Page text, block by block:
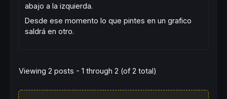
abajo a la izquierda.
Desde ese momento lo que pintes en un grafico
saldrá en otro.
Viewing 2 posts - 1 through 2 (of 2 total)